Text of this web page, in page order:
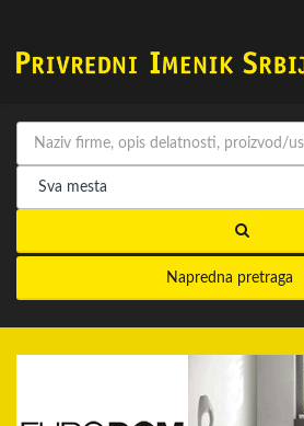
Napredna pretraga